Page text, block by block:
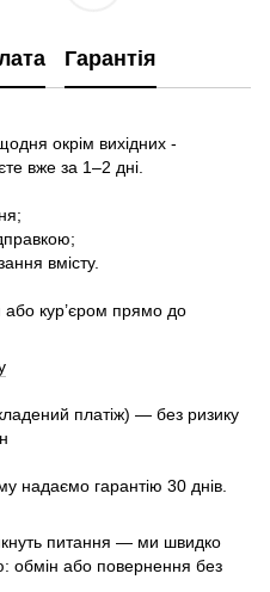
Гарантія
окрім вихідних -
вже за 1–2 дні.
вмісту.
або кур’єром прямо до
платіж) — без ризику
надаємо гарантію 30 днів.
питання — ми швидко
обмін або повернення без